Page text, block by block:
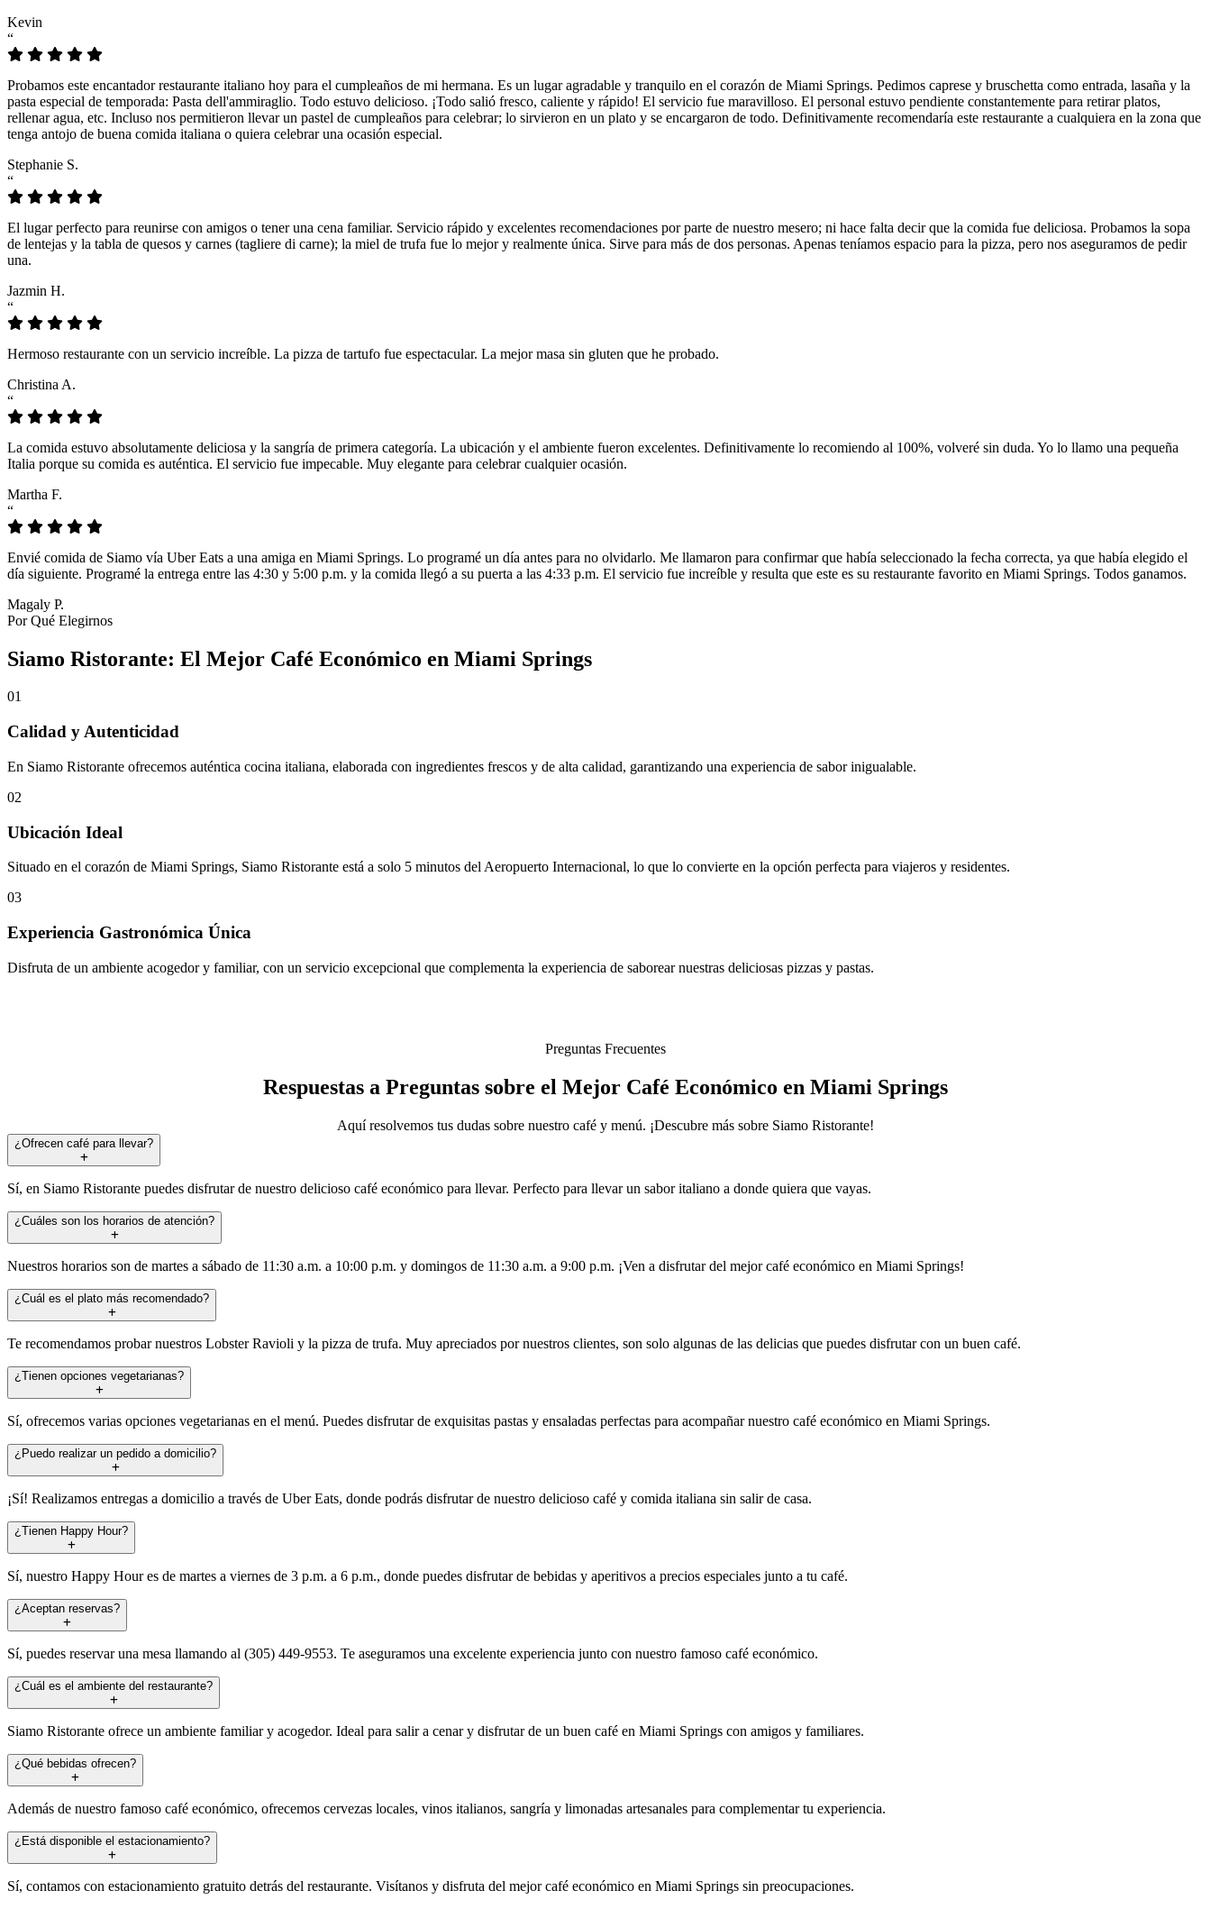
Kevin
“
Probamos este encantador restaurante italiano hoy para el cumpleaños de mi hermana. Es un lugar agradable y tranquilo en el corazón de Miami Springs. Pedimos caprese y bruschetta como entrada, lasaña y la
pasta especial de temporada: Pasta dell'ammiraglio. Todo estuvo delicioso. ¡Todo salió fresco, caliente y rápido! El servicio fue maravilloso. El personal estuvo pendiente constantemente para retirar platos,
rellenar agua, etc. Incluso nos permitieron llevar un pastel de cumpleaños para celebrar; lo sirvieron en un plato y se encargaron de todo. Definitivamente recomendaría este restaurante a cualquiera en la zona que
tenga antojo de buena comida italiana o quiera celebrar una ocasión especial.
Stephanie S.
“
El lugar perfecto para reunirse con amigos o tener una cena familiar. Servicio rápido y excelentes recomendaciones por parte de nuestro mesero; ni hace falta decir que la comida fue deliciosa. Probamos la sopa
de lentejas y la tabla de quesos y carnes (tagliere di carne); la miel de trufa fue lo mejor y realmente única. Sirve para más de dos personas. Apenas teníamos espacio para la pizza, pero nos aseguramos de pedir
una.
Jazmin H.
“
Hermoso restaurante con un servicio increíble. La pizza de tartufo fue espectacular. La mejor masa sin gluten que he probado.
Christina A.
“
La comida estuvo absolutamente deliciosa y la sangría de primera categoría. La ubicación y el ambiente fueron excelentes. Definitivamente lo recomiendo al 100%, volveré sin duda. Yo lo llamo una pequeña
Italia porque su comida es auténtica. El servicio fue impecable. Muy elegante para celebrar cualquier ocasión.
Martha F.
“
Envié comida de Siamo vía Uber Eats a una amiga en Miami Springs. Lo programé un día antes para no olvidarlo. Me llamaron para confirmar que había seleccionado la fecha correcta, ya que había elegido el
día siguiente. Programé la entrega entre las 4:30 y 5:00 p.m. y la comida llegó a su puerta a las 4:33 p.m. El servicio fue increíble y resulta que este es su restaurante favorito en Miami Springs. Todos ganamos.
Magaly P.
Por Qué Elegirnos
Siamo Ristorante: El Mejor Café Económico en Miami Springs
01
Calidad y Autenticidad
En Siamo Ristorante ofrecemos auténtica cocina italiana, elaborada con ingredientes frescos y de alta calidad, garantizando una experiencia de sabor inigualable.
02
Ubicación Ideal
Situado en el corazón de Miami Springs, Siamo Ristorante está a solo 5 minutos del Aeropuerto Internacional, lo que lo convierte en la opción perfecta para viajeros y residentes.
03
Experiencia Gastronómica Única
Disfruta de un ambiente acogedor y familiar, con un servicio excepcional que complementa la experiencia de saborear nuestras deliciosas pizzas y pastas.
Preguntas Frecuentes
Respuestas a Preguntas sobre el Mejor Café Económico en Miami Springs
Aquí resolvemos tus dudas sobre nuestro café y menú. ¡Descubre más sobre Siamo Ristorante!
¿Ofrecen café para llevar?
Sí, en Siamo Ristorante puedes disfrutar de nuestro delicioso café económico para llevar. Perfecto para llevar un sabor italiano a donde quiera que vayas.
¿Cuáles son los horarios de atención?
Nuestros horarios son de martes a sábado de 11:30 a.m. a 10:00 p.m. y domingos de 11:30 a.m. a 9:00 p.m. ¡Ven a disfrutar del mejor café económico en Miami Springs!
¿Cuál es el plato más recomendado?
Te recomendamos probar nuestros Lobster Ravioli y la pizza de trufa. Muy apreciados por nuestros clientes, son solo algunas de las delicias que puedes disfrutar con un buen café.
¿Tienen opciones vegetarianas?
Sí, ofrecemos varias opciones vegetarianas en el menú. Puedes disfrutar de exquisitas pastas y ensaladas perfectas para acompañar nuestro café económico en Miami Springs.
¿Puedo realizar un pedido a domicilio?
¡Sí! Realizamos entregas a domicilio a través de Uber Eats, donde podrás disfrutar de nuestro delicioso café y comida italiana sin salir de casa.
¿Tienen Happy Hour?
Sí, nuestro Happy Hour es de martes a viernes de 3 p.m. a 6 p.m., donde puedes disfrutar de bebidas y aperitivos a precios especiales junto a tu café.
¿Aceptan reservas?
Sí, puedes reservar una mesa llamando al (305) 449-9553. Te aseguramos una excelente experiencia junto con nuestro famoso café económico.
¿Cuál es el ambiente del restaurante?
Siamo Ristorante ofrece un ambiente familiar y acogedor. Ideal para salir a cenar y disfrutar de un buen café en Miami Springs con amigos y familiares.
¿Qué bebidas ofrecen?
Además de nuestro famoso café económico, ofrecemos cervezas locales, vinos italianos, sangría y limonadas artesanales para complementar tu experiencia.
¿Está disponible el estacionamiento?
Sí, contamos con estacionamiento gratuito detrás del restaurante. Visítanos y disfruta del mejor café económico en Miami Springs sin preocupaciones.